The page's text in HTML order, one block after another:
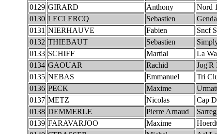
0129 GIRARD Anthony
Nord
0130 LECLERCQ Sebastien
0131 NIERHAUVE Fabien
Sncf
0132 THIEBAUT Sebastien
0133 SCHIFF Martial
La
0134 GAOUAR Rachid
Jog'R
0135 NEBAS Emmanuel
Tri
0136 PECK Maxime
0137 METZ Nicolas
Cap
0138 DEMMERLE Pierre Arnaud
0139 FARAVARJOO Maxime